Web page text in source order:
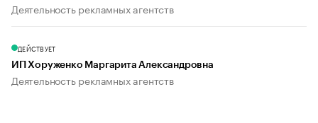
Деятельность рекламных агентств
ДЕЙСТВУЕТ
ИП Хоруженко Маргарита Александровна
Деятельность рекламных агентств